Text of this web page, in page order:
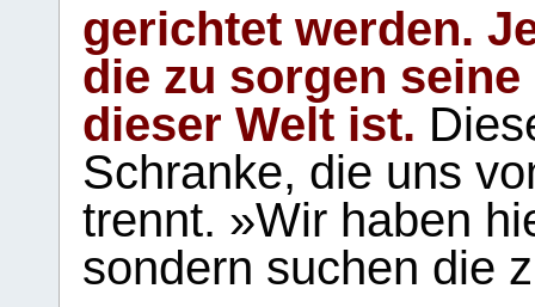
gerichtet werden.
die zu sorgen
dieser Welt ist.
Schranke, die uns
trennt. »Wir haben
sondern suchen die